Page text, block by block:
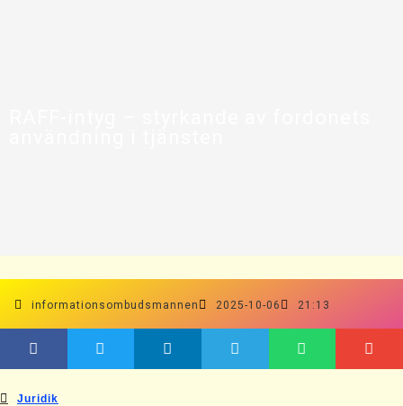
informationsombudsmannen 2025-10-06 21:13
Juridik